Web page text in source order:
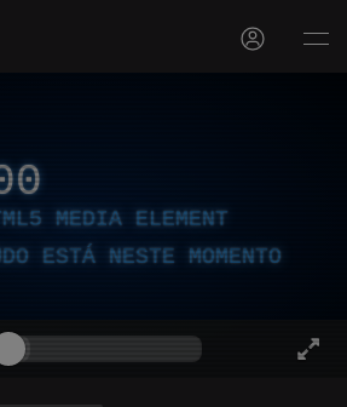
MEDIA ELEMENT
ESTÁ NESTE MOMENTO